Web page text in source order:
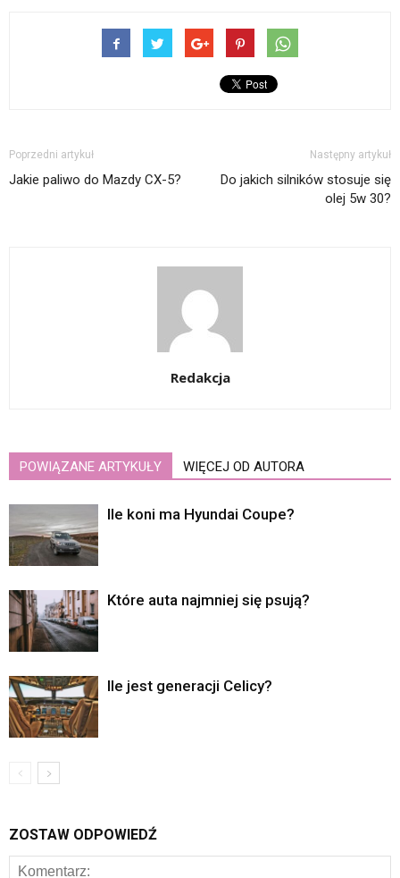
Poprzedni artykuł
Jakie paliwo do Mazdy CX-5?
Następny artykuł
Do jakich silników stosuje się
olej 5w 30?
Redakcja
POWIĄZANE ARTYKUŁY WIĘCEJ OD AUTORA
Ile koni ma Hyundai Coupe?
Które auta najmniej się psują?
Ile jest generacji Celicy?
ZOSTAW ODPOWIEDŹ